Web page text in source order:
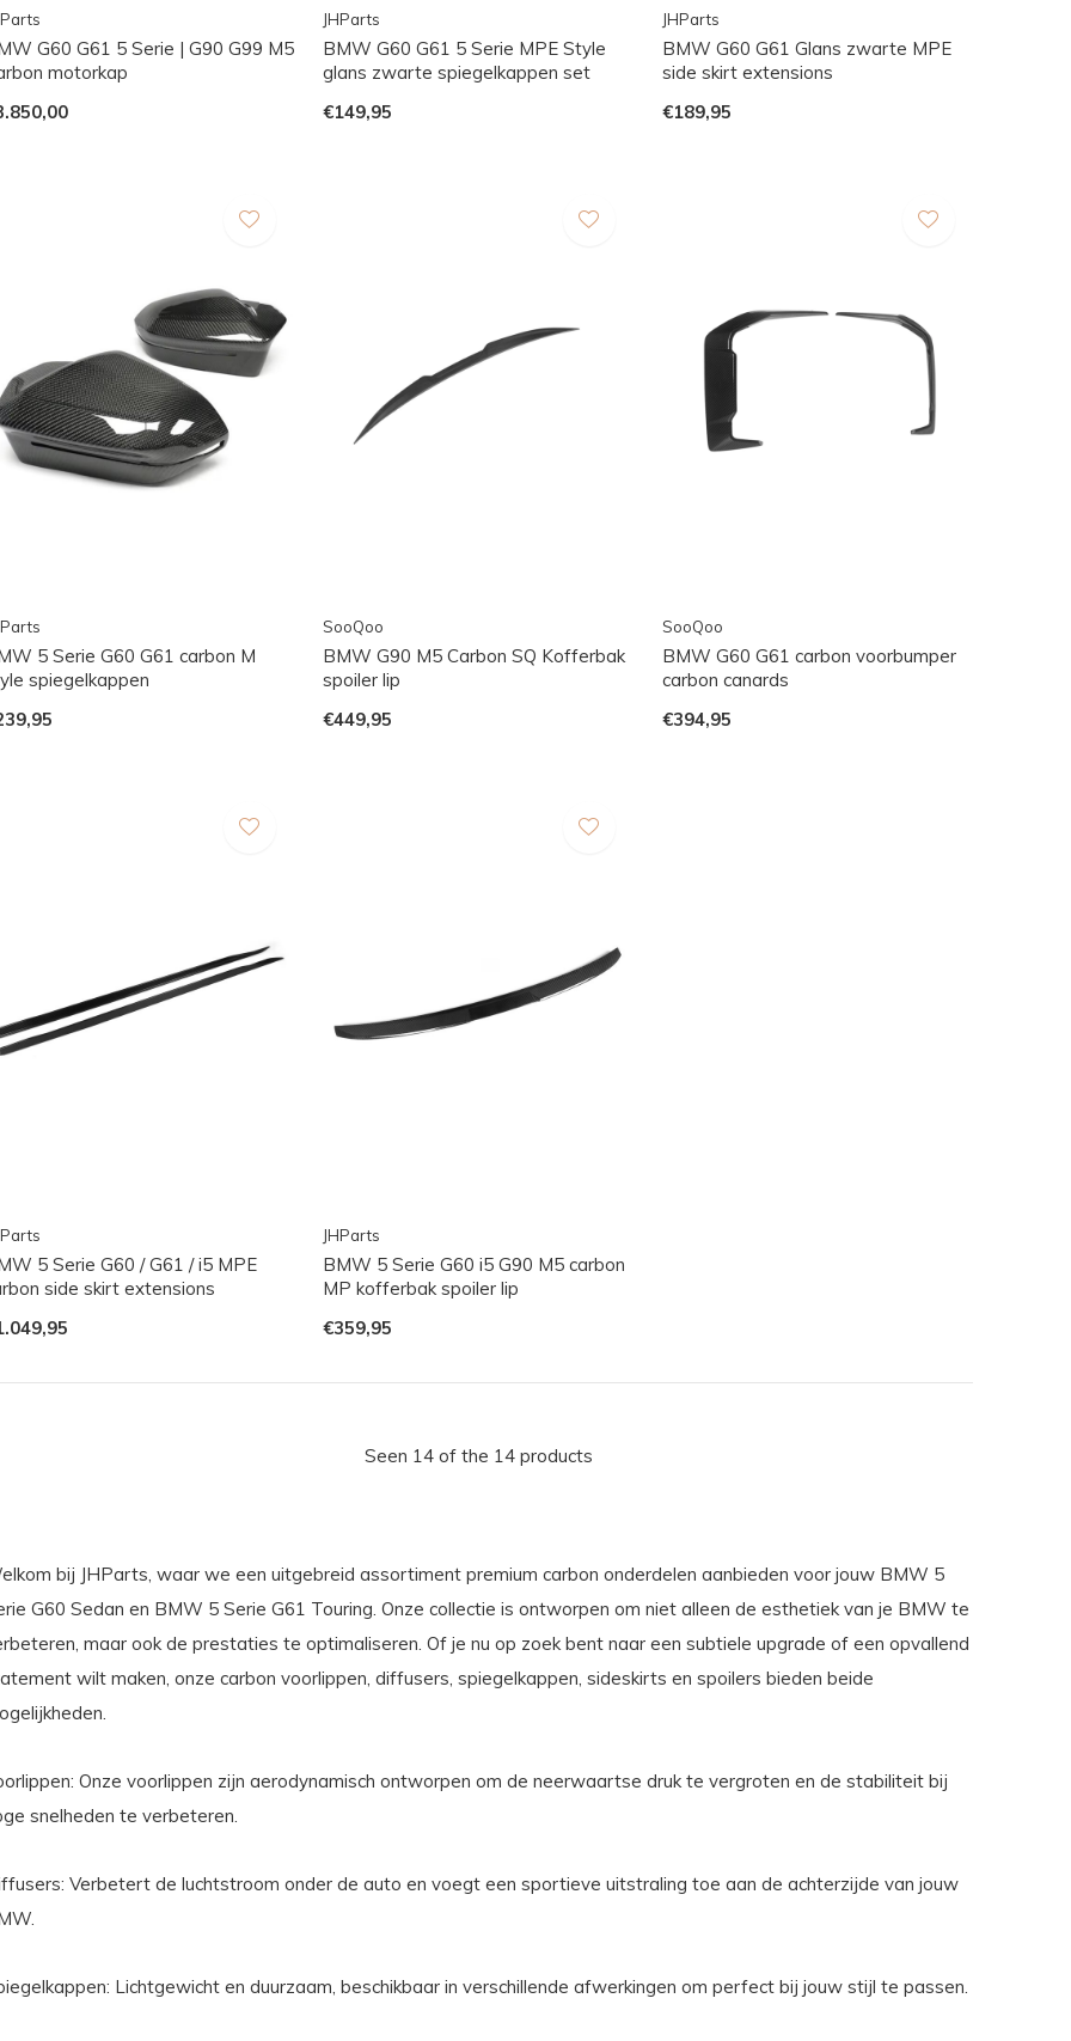
G60 G61 5 Serie | G90 G99 M5
motorkap
JHParts
BMW G60 G61 5 Serie MPE Style
glans zwarte spiegelkappen set
€149,95
JHParts
BMW G60 G61 Glans zwarte MPE
side skirt extensions
€189,95
5 Serie G60 G61 carbon M
spiegelkappen
SooQoo
BMW G90 M5 Carbon SQ Kofferbak
spoiler lip
€449,95
SooQoo
BMW G60 G61 carbon voorbumper
carbon canards
€394,95
5 Serie G60 / G61 / i5 MPE
side skirt extensions
JHParts
BMW 5 Serie G60 i5 G90 M5 carbon
MP kofferbak spoiler lip
€359,95
Seen 14 of the 14 products
bij JHParts, waar we een uitgebreid assortiment premium carbon onderdelen aanbieden voor jouw BMW 5
G60 Sedan en BMW 5 Serie G61 Touring. Onze collectie is ontworpen om niet alleen de esthetiek van je BMW te
maar ook de prestaties te optimaliseren. Of je nu op zoek bent naar een subtiele upgrade of een opvallend
wilt maken, onze carbon voorlippen, diffusers, spiegelkappen, sideskirts en spoilers bieden beide
Onze voorlippen zijn aerodynamisch ontworpen om de neerwaartse druk te vergroten en de stabiliteit bij
snelheden te verbeteren.
Verbetert de luchtstroom onder de auto en voegt een sportieve uitstraling toe aan de achterzijde van jouw
Lichtgewicht en duurzaam, beschikbaar in verschillende afwerkingen om perfect bij jouw stijl te passen.